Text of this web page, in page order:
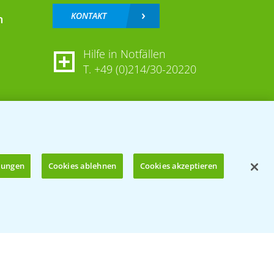
KONTAKT
Hilfe in Notfällen
T. +49 (0)214/30-20220
Cookies ablehnen Cookies akzeptieren